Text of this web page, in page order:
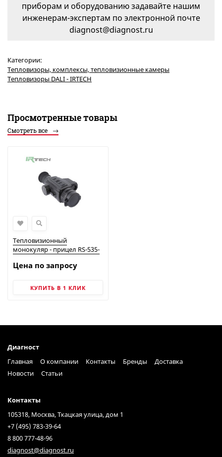
приборам и оборудованию задавайте нашим
инженерам-экспертам по электронной почте
diagnost@diagnost.ru
Категории:
Тепловизоры, комплексы, тепловизионные камеры
Тепловизоры DALI - IRTECH
Просмотренные товары
Смотреть все
Тепловизионный
монокуляр - прицел RS-535-
Цена по запросу
КУПИТЬ В 1 КЛИК
Диагност
Главная
О компании Контакты Бренды
Доставка
Новости
Статьи
Контакты
105318, Москва, Ткацкая улица, дом 1
+7 (495) 783-39-64
8 800 777-48-96
diagnost@diagnost.ru